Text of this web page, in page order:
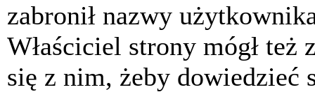
zabronił nazwy
Właściciel strony mógł
się z nim, żeby dowiedzieć